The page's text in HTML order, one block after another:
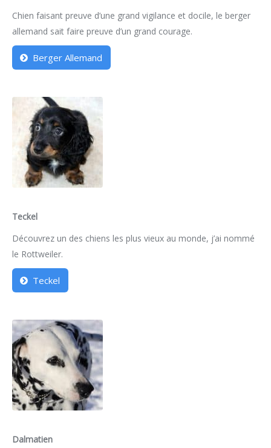
Chien faisant preuve d’une grand vigilance et docile, le berger
allemand sait faire preuve d’un grand courage.
Berger Allemand
Teckel
Découvrez un des chiens les plus vieux au monde, j’ai nommé
le Rottweiler.
Teckel
Dalmatien